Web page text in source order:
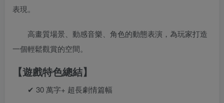
表現。
高畫質場景、動感音樂、角色的動態表演，為玩家打造
一個輕鬆觀賞的空間。
【遊戲特色總結】
✔ 30 萬字+ 超長劇情篇幅